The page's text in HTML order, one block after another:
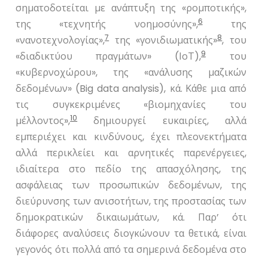
σηματοδοτείται με ανάπτυξη της «ρομποτικής»,
της «τεχνητής νοημοσύνης»,6της
«νανοτεχνολογίας»,7της «γονιδιωματικής»8, του
«διαδικτύου πραγμάτων» (ΙοΤ),9
του
«κυβερνοχώρου», της «ανάλυσης μαζικών
δεδομένων» (Big data analysis), κά. Κάθε μια από
τις συγκεκριμένες «βιομηχανίες του
μέλλοντος»,10δημιουργεί ευκαιρίες, αλλά
εμπεριέχει και κινδύνους, έχει πλεονεκτήματα
αλλά περικλείει και αρνητικές παρενέργειες,
ιδιαίτερα στο πεδίο της απασχόλησης, της
ασφάλειας των προσωπικών δεδομένων, της
διεύρυνσης των ανισοτήτων, της προστασίας των
δημοκρατικών δικαιωμάτων, κά. Παρ’ ότι
διάφορες αναλύσεις διογκώνουν τα θετικά, είναι
γεγονός ότι πολλά από τα σημερινά δεδομένα στο